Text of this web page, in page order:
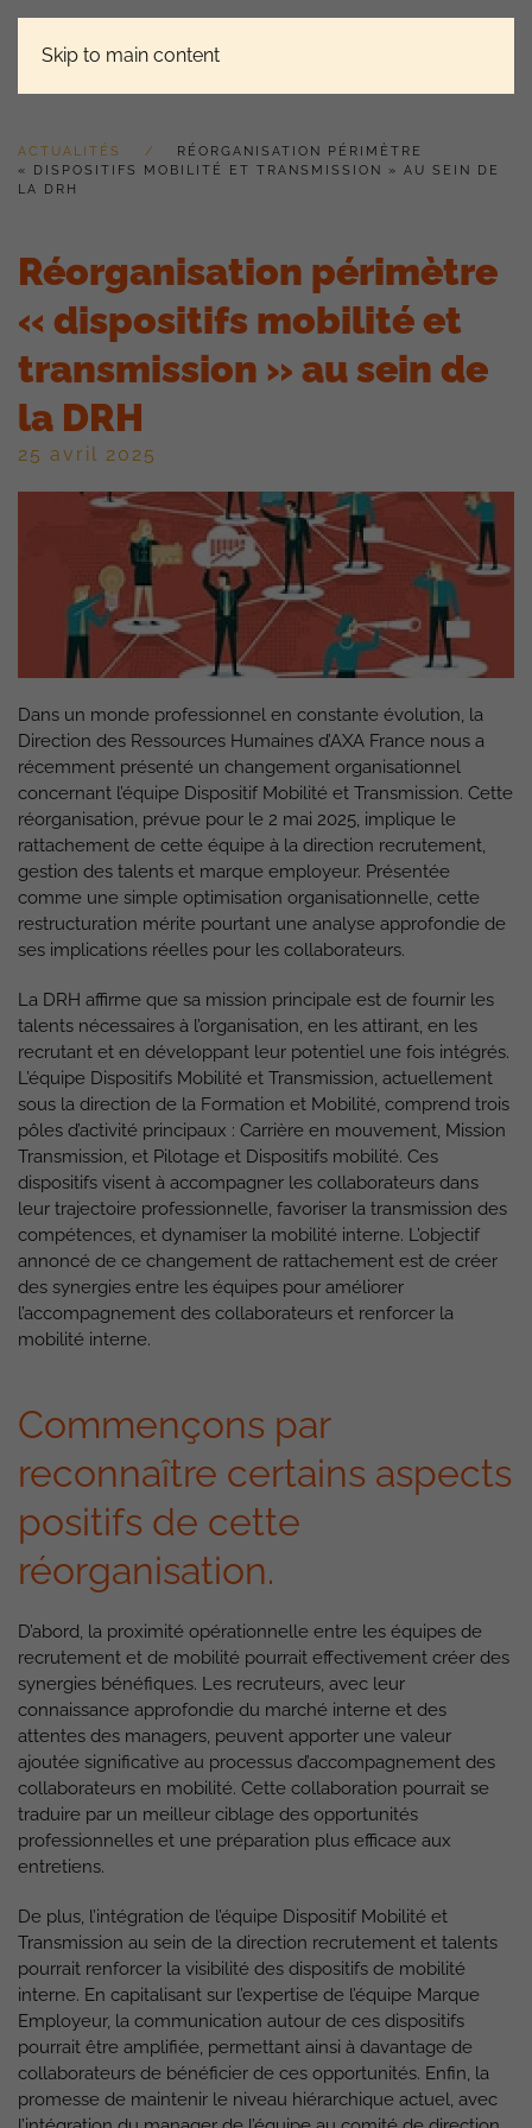
Skip to main content
ACTUALITÉS
RÉORGANISATION PÉRIMÈTRE
« DISPOSITIFS MOBILITÉ ET TRANSMISSION » AU SEIN DE
LA DRH
Réorganisation périmètre
« dispositifs mobilité et
transmission » au sein de
la DRH
25 avril 2025
Dans un monde professionnel en constante évolution, la
Direction des Ressources Humaines d’AXA France nous a
récemment présenté un changement organisationnel
concernant l’équipe Dispositif Mobilité et Transmission. Cette
réorganisation, prévue pour le 2 mai 2025, implique le
rattachement de cette équipe à la direction recrutement,
gestion des talents et marque employeur. Présentée
comme une simple optimisation organisationnelle, cette
restructuration mérite pourtant une analyse approfondie de
ses implications réelles pour les collaborateurs.
La DRH affirme que sa mission principale est de fournir les
talents nécessaires à l’organisation, en les attirant, en les
recrutant et en développant leur potentiel une fois intégrés.
L’équipe Dispositifs Mobilité et Transmission, actuellement
sous la direction de la Formation et Mobilité, comprend trois
pôles d’activité principaux : Carrière en mouvement, Mission
Transmission, et Pilotage et Dispositifs mobilité. Ces
dispositifs visent à accompagner les collaborateurs dans
leur trajectoire professionnelle, favoriser la transmission des
compétences, et dynamiser la mobilité interne. L’objectif
annoncé de ce changement de rattachement est de créer
des synergies entre les équipes pour améliorer
l’accompagnement des collaborateurs et renforcer la
mobilité interne.
Commençons par
reconnaître certains aspects
positifs de cette
réorganisation.
D’abord, la proximité opérationnelle entre les équipes de
recrutement et de mobilité pourrait effectivement créer des
synergies bénéfiques. Les recruteurs, avec leur
connaissance approfondie du marché interne et des
attentes des managers, peuvent apporter une valeur
ajoutée significative au processus d’accompagnement des
collaborateurs en mobilité. Cette collaboration pourrait se
traduire par un meilleur ciblage des opportunités
professionnelles et une préparation plus efficace aux
entretiens.
De plus, l’intégration de l’équipe Dispositif Mobilité et
Transmission au sein de la direction recrutement et talents
pourrait renforcer la visibilité des dispositifs de mobilité
interne. En capitalisant sur l’expertise de l’équipe Marque
Employeur, la communication autour de ces dispositifs
pourrait être amplifiée, permettant ainsi à davantage de
collaborateurs de bénéficier de ces opportunités. Enfin, la
promesse de maintenir le niveau hiérarchique actuel, avec